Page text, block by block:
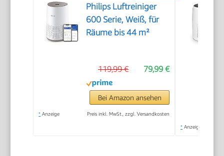
Philips Luftreiniger
600 Serie, Weiß, für
Räume bis 44 m²
79,99 €
119,99 €
Bei Amazon ansehen
* Anzeige Preis inkl. MwSt., zzgl. Versandkosten
* Anzeige